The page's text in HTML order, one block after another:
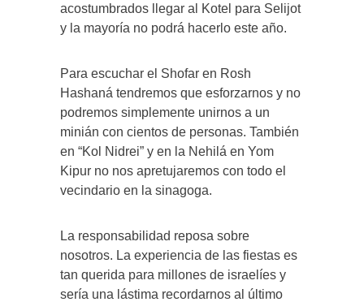
acostumbrados llegar al Kotel para Selijot
y la mayoría no podrá hacerlo este año.
Para escuchar el Shofar en Rosh
Hashaná tendremos que esforzarnos y no
podremos simplemente unirnos a un
minián con cientos de personas. También
en “Kol Nidrei” y en la Nehilá en Yom
Kipur no nos apretujaremos con todo el
vecindario en la sinagoga.
La responsabilidad reposa sobre
nosotros. La experiencia de las fiestas es
tan querida para millones de israelíes y
sería una lástima recordarnos al último